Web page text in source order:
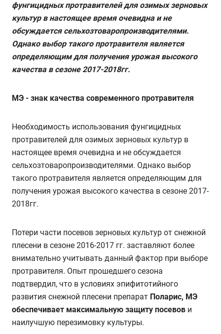
фунгицидных протравителей для озимых зерновых
культур в настоящее время очевидна и не
обсуждается сельхозтоваропроизводителями.
Однако выбор такого протравителя является
определяющим для получения урожая высокого
качества в сезоне 2017-2018гг.
МЭ - знак качества современного протравителя
Необходимость использования фунгицидных
протравителей для озимых зерновых культур в
настоящее время очевидна и не обсуждается
сельхозтоваропроизводителями. Однако выбор
такого протравителя является определяющим для
получения урожая высокого качества в сезоне 2017-
2018гг.
Потери части посевов зерновых культур от снежной
плесени в сезоне 2016-2017 гг. заставляют более
внимательно учитывать данный фактор при выборе
протравителя. Опыт прошедшего сезона
подтвердил, что в условиях эпифитотийного
развития снежной плесени препарат Поларис, МЭ
обеспечивает максимальную защиту посевов и
наилучшую перезимовку культуры.